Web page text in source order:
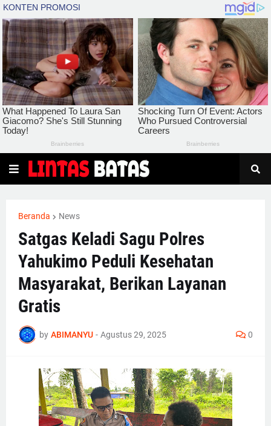
Beranda News
Satgas Keladi Sagu Polres
Yahukimo Peduli Kesehatan
Masyarakat, Berikan Layanan
Gratis
by ABIMANYU - Agustus 29, 2025 0